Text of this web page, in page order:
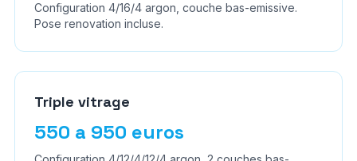
Configuration 4/16/4 argon, couche bas-emissive.
Pose renovation incluse.
Triple vitrage
550 a 950 euros